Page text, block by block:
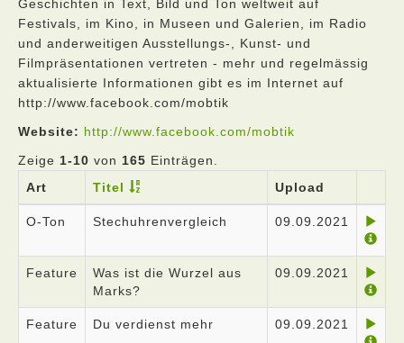
Geschichten in Text, Bild und Ton weltweit auf
Festivals, im Kino, in Museen und Galerien, im Radio
und anderweitigen Ausstellungs-, Kunst- und
Filmpräsentationen vertreten - mehr und regelmässig
aktualisierte Informationen gibt es im Internet auf
http://www.facebook.com/mobtik
Website: http://www.facebook.com/mobtik
Zeige 1-10 von 165 Einträgen.
Art
Titel Upload
O-Ton Stechuhrenvergleich 09.09.2021
Feature
Was ist die Wurzel aus
Marks?
09.09.2021
Feature Du verdienst mehr 09.09.2021